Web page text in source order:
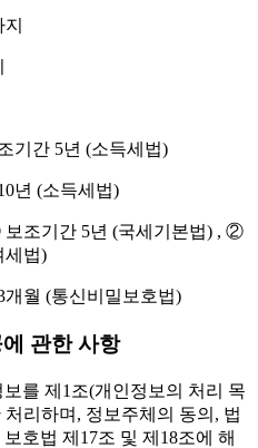
기간 5년 (소득세법)
년 (소득세법)
조기간 5년 (국세기본법) , ②
세법)
월 (통신비밀보호법)
관한 사항
를 제1조(개인정보의 처리 목
리하며, 정보주체의 동의, 법
호법 제17조 및 제18조에 해